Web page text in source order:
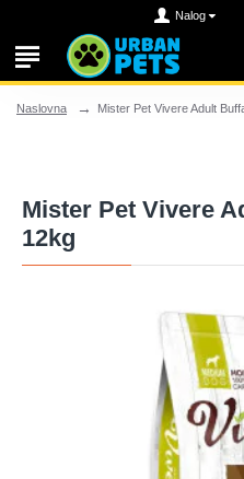
Nalog
Naslovna Mister Pet Vivere Adult
Mister Pet Vivere
12kg